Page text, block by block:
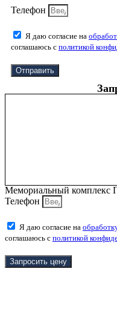
Телефон
Я даю согласие на
соглашаюсь с политикой
Отправить
Мемориальный комплекс
Телефон
Я даю согласие на
соглашаюсь с политикой
Запросить цену